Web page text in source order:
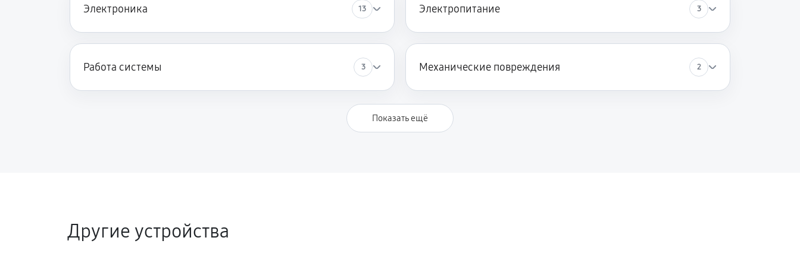
Электроника 13 Электропитание 3
Работа системы 3 Механические повреждения 2
Показать ещё
Другие устройства